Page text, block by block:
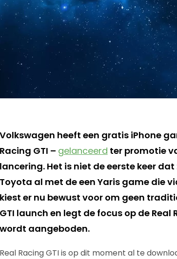
Volkswagen heeft een gratis iPhone
Racing GTI – gelanceerd ter promotie
lancering. Het is niet de eerste keer
Toyota al met de een Yaris game die
kiest er nu bewust voor om geen
GTI launch en legt de focus op de
wordt aangeboden.
Real Racing GTI is op dit moment al te